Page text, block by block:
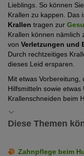
Lieblings. So können
Krallen zu kappen. Das
Krallen tragen zur
Krallen können nämlich
von Verletzungen und
Durch rechtzeitiges
dieses Leid ersparen.
Mit etwas
Hilfsmitteln sowie
Krallenschneiden beim
Diese Themen
Zahnpflege beim